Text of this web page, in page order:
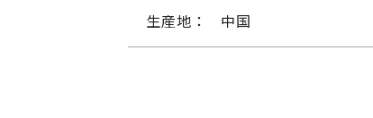
生産地： 中国